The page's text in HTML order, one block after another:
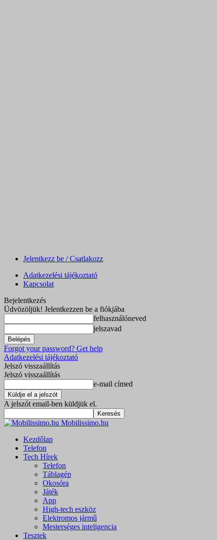
Jelentkezz be / Csatlakozz
Adatkezelési tájékoztató
Kapcsolat
Bejelentkezés
Üdvözöljük! Jelentkezzen be a fiókjába
felhasználóneved
jelszavad
Forgot your password? Get help
Adatkezelési tájékoztató
Jelszó visszaállítás
Jelszó visszaállítás
e-mail címed
A jelszót email-ben küldjük el.
Mobilissimo.hu
Kezdőlap
Telefon
Tech Hírek
Telefon
Táblagép
Okosóra
Játék
App
High-tech eszköz
Elektromos jármű
Mesterséges inteligencia
Tesztek